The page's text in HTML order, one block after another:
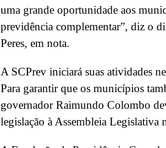
uma grande oportunidade aos
previdência complementar”, diz o
Peres, em nota.
A SCPrev iniciará suas atividades
Para garantir que os municípios
governador Raimundo Colombo
legislação à Assembleia Legislativa